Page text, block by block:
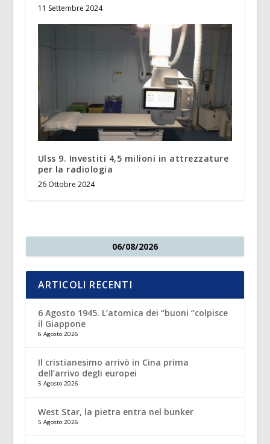
11 Settembre 2024
Ulss 9. Investiti 4,5 milioni in attrezzature
per la radiologia
26 Ottobre 2024
06/08/2026
ARTICOLI RECENTI
6 Agosto 1945. L’atomica dei “buoni “colpisce
il Giappone
6 Agosto 2026
Il cristianesimo arrivò in Cina prima
dell’arrivo degli europei
5 Agosto 2026
West Star, la pietra entra nel bunker
5 Agosto 2026